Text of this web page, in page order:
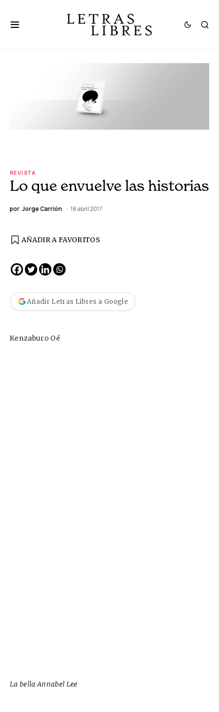
REVISTA
Lo que envuelve las historias
por Jorge Carrión 18 abril 2017
AÑADIR A FAVORITOS
Añadir Letras Libres a Google
Kenzaburo Oé
La bella Annabel Lee